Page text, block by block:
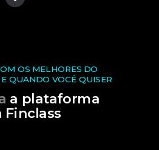
a plataforma
Finclass
OS MELHORES DO
QUANDO VOCÊ QUISER